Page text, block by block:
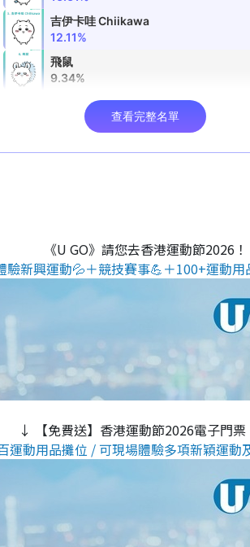
《U GO》請您去香港運動節2026！
驗新興運動💦＋競技賽事💪＋100+運動用
↓ 【免費送】香港運動節2026電子門
運動用品攤位 / 可現場體驗多項新穎運動